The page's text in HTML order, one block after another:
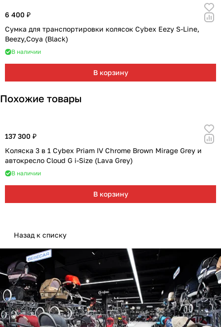
6 400 ₽
Сумка для транспортировки колясок Cybex Eezy S-Line,
Beezy,Coya (Black)
В наличии
В корзину
Похожие товары
137 300 ₽
Коляска 3 в 1 Cybex Priam IV Chrome Brown Mirage Grey и
автокресло Cloud G i-Size (Lava Grey)
В наличии
В корзину
Назад к списку